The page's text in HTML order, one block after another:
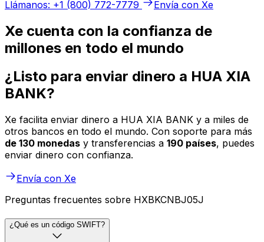
Llámanos: +1 (800) 772-7779
Envía con Xe
Xe cuenta con la confianza de
millones en todo el mundo
¿Listo para enviar dinero a HUA XIA
BANK?
Xe facilita enviar dinero a HUA XIA BANK y a miles de
otros bancos en todo el mundo. Con soporte para más
de 130 monedas y transferencias a 190 países, puedes
enviar dinero con confianza.
Envía con Xe
Preguntas frecuentes sobre HXBKCNBJ05J
¿Qué es un código SWIFT?